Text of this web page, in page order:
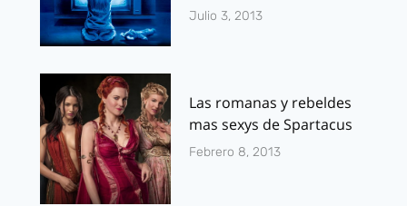
Julio 3, 2013
Las romanas y rebeldes
mas sexys de Spartacus
Febrero 8, 2013